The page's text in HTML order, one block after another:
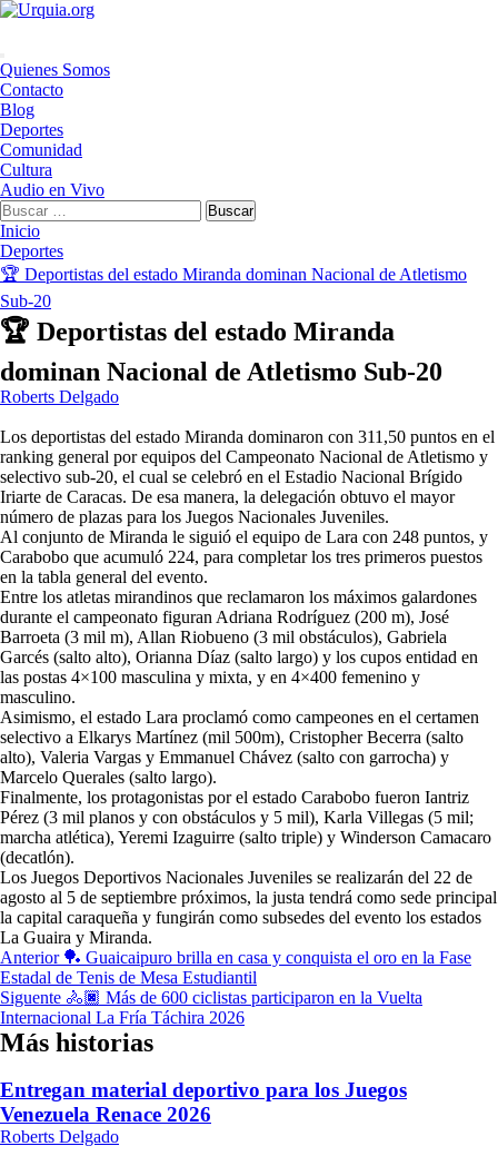
Saltar
Menú
principal
Quienes Somos
Contacto
Blog
Deportes
Comunidad
Cultura
Audio en Vivo
Buscar:
Inicio
Deportes
🏆​ Deportistas del estado Miranda dominan Nacional de Atletismo
Sub-20
🏆​ Deportistas del estado Miranda
dominan Nacional de Atletismo Sub-20
Roberts Delgado
Los deportistas del estado Miranda dominaron con 311,50 puntos en el
ranking general por equipos del Campeonato Nacional de Atletismo y
selectivo sub-20, el cual se celebró en el Estadio Nacional Brígido
Iriarte de Caracas. De esa manera, la delegación obtuvo el mayor
número de plazas para los Juegos Nacionales Juveniles.
Al conjunto de Miranda le siguió el equipo de Lara con 248 puntos, y
Carabobo que acumuló 224, para completar los tres primeros puestos
en la tabla general del evento.
Entre los atletas mirandinos que reclamaron los máximos galardones
durante el campeonato figuran Adriana Rodríguez (200 m), José
Barroeta (3 mil m), Allan Riobueno (3 mil obstáculos), Gabriela
Garcés (salto alto), Orianna Díaz (salto largo) y los cupos entidad en
las postas 4×100 masculina y mixta, y en 4×400 femenino y
masculino.
Asimismo, el estado Lara proclamó como campeones en el certamen
selectivo a Elkarys Martínez (mil 500m), Cristopher Becerra (salto
alto), Valeria Vargas y Emmanuel Chávez (salto con garrocha) y
Marcelo Querales (salto largo).
Finalmente, los protagonistas por el estado Carabobo fueron Iantriz
Pérez (3 mil planos y con obstáculos y 5 mil), Karla Villegas (5 mil;
marcha atlética), Yeremi Izaguirre (salto triple) y Winderson Camacaro
(decatlón).
Los Juegos Deportivos Nacionales Juveniles se realizarán del 22 de
agosto al 5 de septiembre próximos, la justa tendrá como sede principal
la capital caraqueña y fungirán como subsedes del evento los estados
La Guaira y Miranda.
Navegación
de
entradas
Anterior🏓​ Guaicaipuro brilla en casa y conquista el oro en la Fase
Estadal de Tenis de Mesa Estudiantil
Siguente 🚴🏿​ Más de 600 ciclistas participaron en la Vuelta
Internacional La Fría Táchira 2026
Más historias
Entregan material deportivo para los Juegos
Venezuela Renace 2026
Roberts Delgado